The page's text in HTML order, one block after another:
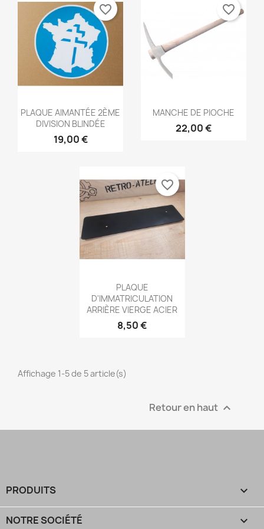
 Aperçu rapide
PLAQUE AIMANTÉE 2ÈME
DIVISION BLINDÉE
19,00 €
favorite_border
Aperçu rapide
MANCHE DE PIOCHE
22,00 €
favorite_border
Aperçu rapide
PLAQUE
D'IMMATRICULATION
ARRIÈRE VIERGE ACIER
8,50 €
favorite_border
Affichage 1-5 de 5 article(s)
Retour en haut 
PRODUITS 
NOTRE SOCIÉTÉ 